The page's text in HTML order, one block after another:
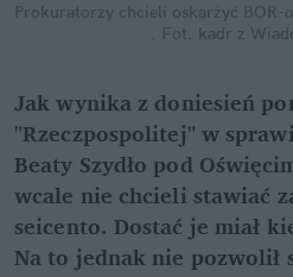
Prokuratorzy chcieli oskarżyć BOR-
. Fot. kadr z
Jak wynika z doniesień
"Rzeczpospolitej" w
Beaty Szydło pod
wcale nie chcieli stawiać
seicento. Dostać je miał
Na to jednak nie pozwolił